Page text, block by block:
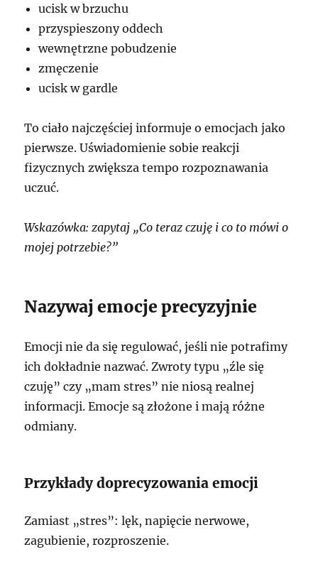
ucisk w brzuchu
przyspieszony oddech
wewnętrzne pobudzenie
zmęczenie
ucisk w gardle
To ciało najczęściej informuje o emocjach jako
pierwsze. Uświadomienie sobie reakcji
fizycznych zwiększa tempo rozpoznawania
uczuć.
Wskazówka: zapytaj „Co teraz czuję i co to mówi o
mojej potrzebie?”
Nazywaj emocje precyzyjnie
Emocji nie da się regulować, jeśli nie potrafimy
ich dokładnie nazwać. Zwroty typu „źle się
czuję” czy „mam stres” nie niosą realnej
informacji. Emocje są złożone i mają różne
odmiany.
Przykłady doprecyzowania emocji
Zamiast „stres”: lęk, napięcie nerwowe,
zagubienie, rozproszenie.